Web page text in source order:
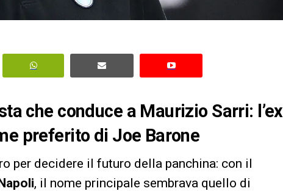
che conduce a Maurizio Sarri: l’ex
preferito di Joe Barone
per decidere il futuro della panchina: con il
, il nome principale sembrava quello di